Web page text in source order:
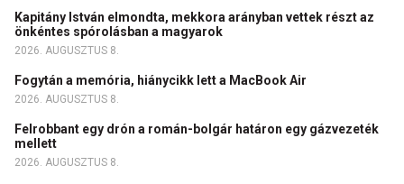
Kapitány István elmondta, mekkora arányban vettek részt az
önkéntes spórolásban a magyarok
2026. AUGUSZTUS 8.
Fogytán a memória, hiánycikk lett a MacBook Air
2026. AUGUSZTUS 8.
Felrobbant egy drón a román-bolgár határon egy gázvezeték
mellett
2026. AUGUSZTUS 8.